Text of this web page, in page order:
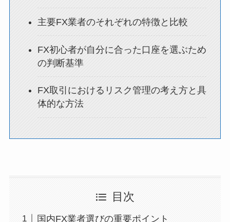
主要FX業者のそれぞれの特徴と比較
FX初心者が自分に合った口座を選ぶため
の判断基準
FX取引におけるリスク管理の考え方と具
体的な方法
目次
国内FX業者選びの重要ポイント